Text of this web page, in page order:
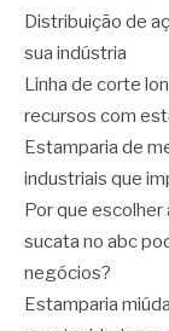
Distribuição de
sua indústria
Linha de corte
recursos com
Estamparia de
industriais que
Por que
sucata no abc
negócios?
Estamparia